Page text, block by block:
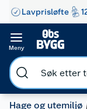
Lavprisløfte
Meny
Hage og utemiljø